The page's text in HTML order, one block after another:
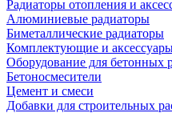
Радиаторы отопления и
Алюминиевые радиаторы
Биметаллические радиаторы
Комплектующие и
Оборудование для бетонных
Бетоносмесители
Цемент и смеси
Добавки для строительных